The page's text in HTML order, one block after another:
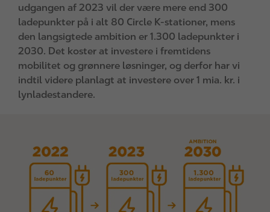
udgangen af 2023 vil der være mere end 300
ladepunkter på i alt 80 Circle K-stationer, mens
den langsigtede ambition er 1.300 ladepunkter i
2030. Det koster at investere i fremtidens
mobilitet og grønnere løsninger, og derfor har vi
indtil videre planlagt at investere over 1 mia. kr. i
lynladestandere.